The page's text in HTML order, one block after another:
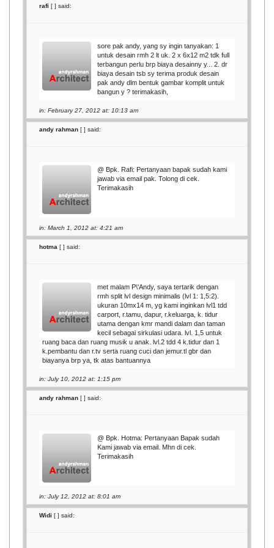
rafi [] said:
sore pak andy, yang sy ingin tanyakan: 1
untuk desain rmh 2 lt uk. 2 x 6x12 m2 tdk full
terbangun perlu brp biaya desainny y... 2. dr
biaya desain tsb sy terima produk desain
pak andy dlm bentuk gambar komplit untuk
bangun y ? terimakasih,
in: February 27, 2012 at: 10:13 am
andy rahman [] said:
@ Bpk. Rafi: Pertanyaan bapak sudah kami
jawab via email pak. Tolong di cek.
Terimakasih
in: March 1, 2012 at: 4:21 am
hotma [] said:
met malam P\'Andy, saya tertarik dengan
rmh split lvl design minimalis (lvl 1: 1,5:2).
ukuran 10mx14 m, yg kami inginkan lvl1 tdd
carport, r.tamu, dapur, r.keluarga, k. tidur
utama dengan kmr mandi dalam dan taman
kecil sebagai sirkulasi udara. lvl. 1,5 untuk
ruang baca dan ruang musik u anak. lvl.2 tdd 4 k.tidur dan 1
k.pembantu dan r.tv serta ruang cuci dan jemur.tl gbr dan
biayanya brp ya, tk atas bantuannya
in: July 10, 2012 at: 1:15 pm
andy rahman [] said:
@ Bpk. Hotma: Pertanyaan Bapak sudah
Kami jawab via email. Mhn di cek.
Terimakasih
in: July 12, 2012 at: 8:01 am
Widi [] said: